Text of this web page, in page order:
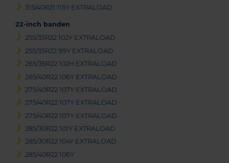
315/40R21 115Y EXTRALOAD
22-inch banden
255/35R22 102Y EXTRALOAD
255/35R22 99Y EXTRALOAD
265/35R22 102H EXTRALOAD
265/40R22 106Y EXTRALOAD
275/40R22 107Y EXTRALOAD
275/40R22 107Y EXTRALOAD
275/40R22 107Y EXTRALOAD
285/30R22 101Y EXTRALOAD
285/30R22 104Y EXTRALOAD
285/40R22 106Y